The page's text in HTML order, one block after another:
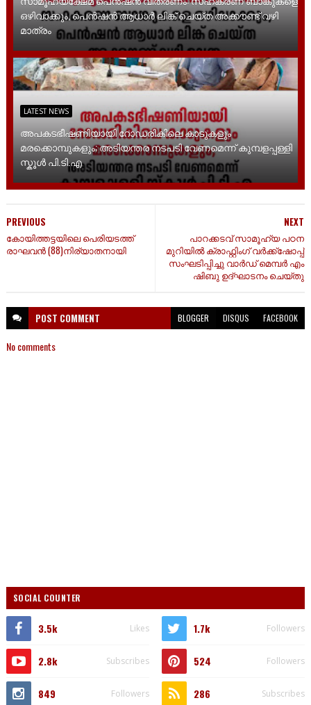
ഒഴിവാക്കും, പെൻഷൻ ആധാർ‌ ലിങ്ക് ചെയ്ത അക്കൗണ്ട് വഴി
മാത്രം
LATEST NEWS
അപകടഭീഷണിയായി റോഡരികിലെ കാടുകളും
മരക്കൊമ്പുകളും; അടിയന്തര നടപടി വേണമെന്ന് കുമ്പളപ്പള്ളി
സ്കൂൾ പി.ടി.എ
NEXT
പാറക്കടവ് സാമൂഹ്യ പഠന
മുറിയിൽ ക്രാഫ്റ്റിംഗ് വർക്ക്ഷോപ്പ്
സംഘടിപ്പിച്ചു വാർഡ് മെമ്പർ എം
ഷിബു ഉദ്ഘാടനം ചെയ്തു
PREVIOUS
കോയിത്തട്ടയിലെ പെരിയടത്ത്‌
രാഘവൻ (88)നിര്യാതനായി
POST COMMENT BLOGGER DISQUS FACEBOOK
No comments
SOCIAL COUNTER
3.5k Likes 1.7k Followers
2.8k Subscribes 524 Followers
849 Followers 286 Subscribes